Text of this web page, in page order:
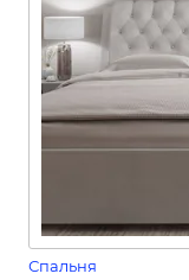
Спальня